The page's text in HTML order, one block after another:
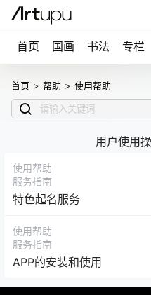
首页 国画 书法 专栏
首页 > 帮助 > 使用帮助
用户使用
使用帮助
服务指南
特色起名服务
使用帮助
服务指南
APP的安装和使用